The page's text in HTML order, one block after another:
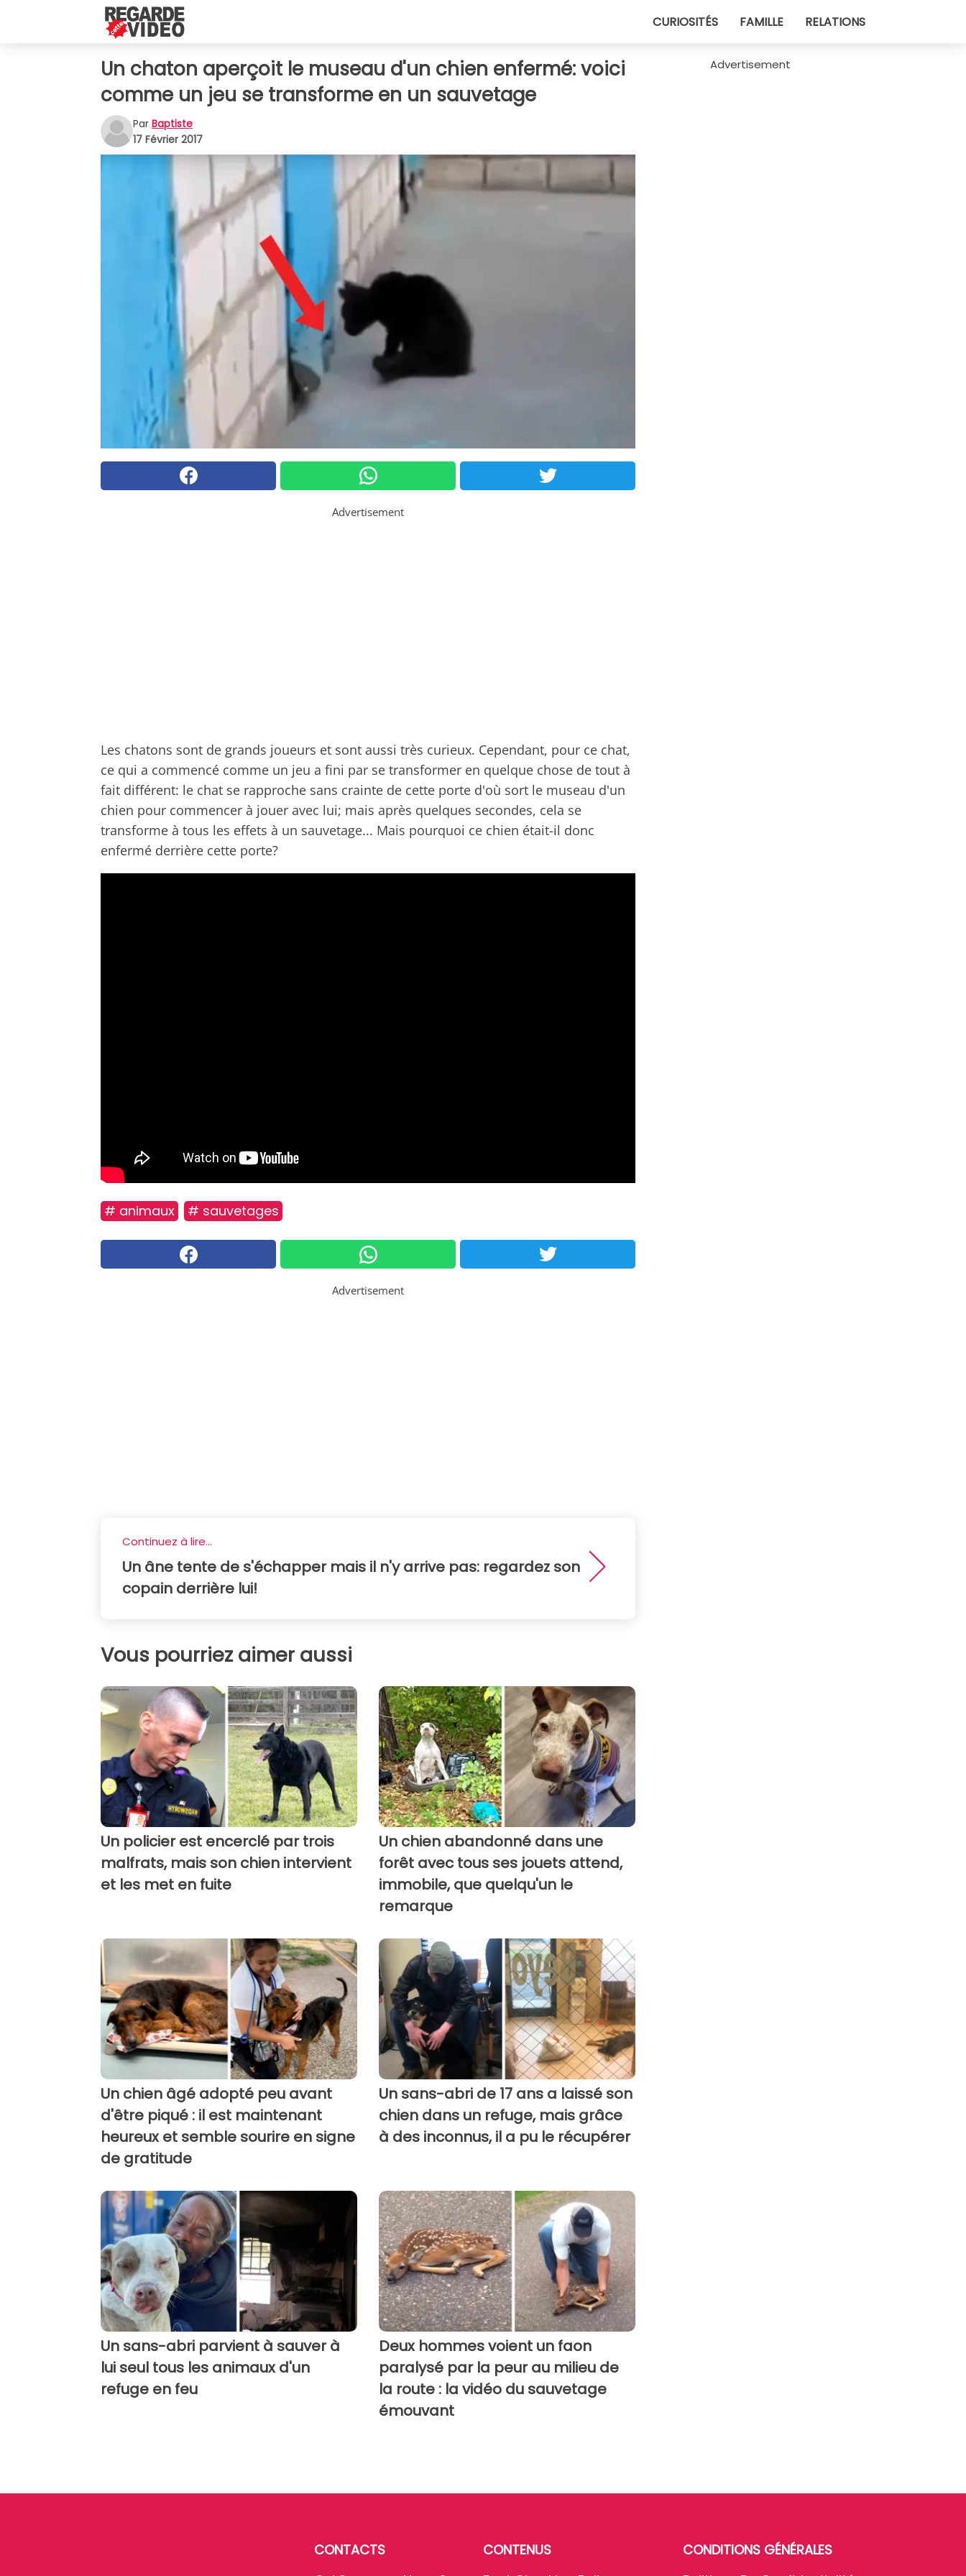
CURIOSITÉS FAMILLE RELATIONS
Un chaton aperçoit le museau d'un chien enfermé: voici
comme un jeu se transforme en un sauvetage
Par Baptiste
17 Février 2017
Advertisement
Les chatons sont de grands joueurs et sont aussi très curieux. Cependant, pour ce chat,
ce qui a commencé comme un jeu a fini par se transformer en quelque chose de tout à
fait différent: le chat se rapproche sans crainte de cette porte d'où sort le museau d'un
chien pour commencer à jouer avec lui; mais après quelques secondes, cela se
transforme à tous les effets à un sauvetage... Mais pourquoi ce chien était-il donc
enfermé derrière cette porte?
# animaux # sauvetages
Advertisement
Continuez à lire...
Un âne tente de s'échapper mais il n'y arrive pas: regardez son
copain derrière lui!
Vous pourriez aimer aussi
Un policier est encerclé par trois
malfrats, mais son chien intervient
et les met en fuite
Un chien abandonné dans une
forêt avec tous ses jouets attend,
immobile, que quelqu'un le
remarque
Un chien âgé adopté peu avant
d'être piqué : il est maintenant
heureux et semble sourire en signe
de gratitude
Un sans-abri de 17 ans a laissé son
chien dans un refuge, mais grâce
à des inconnus, il a pu le récupérer
Un sans-abri parvient à sauver à
lui seul tous les animaux d'un
refuge en feu
Deux hommes voient un faon
paralysé par la peur au milieu de
la route : la vidéo du sauvetage
émouvant
Advertisement
CONTACTS
CONTENUS
CONDITIONS GÉNÉRALES